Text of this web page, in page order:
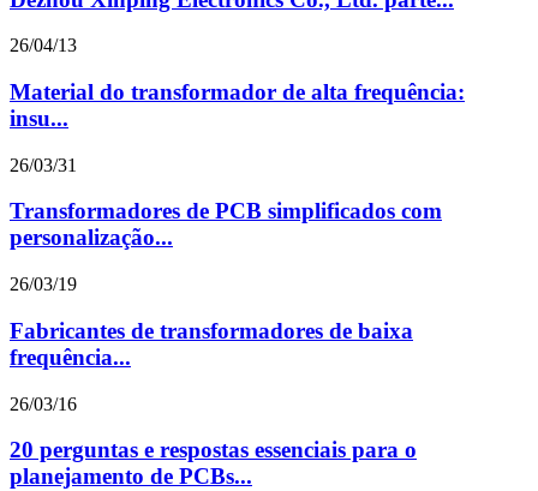
26/04/13
Material do transformador de alta frequência:
insu...
26/03/31
Transformadores de PCB simplificados com
personalização...
26/03/19
Fabricantes de transformadores de baixa
frequência...
26/03/16
20 perguntas e respostas essenciais para o
planejamento de PCBs...